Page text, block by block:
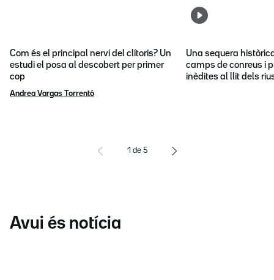
Com és el principal nervi del clítoris? Un
estudi el posa al descobert per primer
cop
Andrea Vargas Torrentó
Una sequera
camps de conreus i
inèdites al llit dels
1 de 5
Avui és notícia